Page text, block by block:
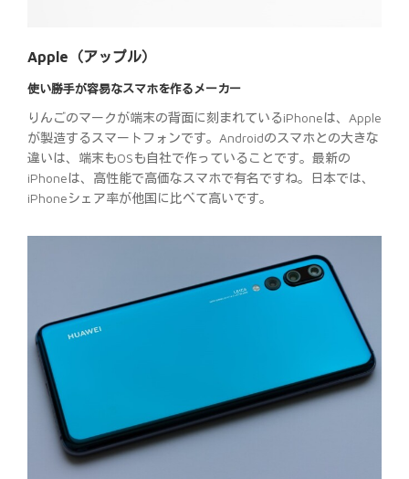
Apple（アップル）
使い勝手が容易なスマホを作るメーカー
りんごのマークが端末の背面に刻まれているiPhoneは、Apple
が製造するスマートフォンです。Androidのスマホとの大きな
違いは、端末もOSも自社で作っていることです。最新の
iPhoneは、高性能で高価なスマホで有名ですね。日本では、
iPhoneシェア率が他国に比べて高いです。